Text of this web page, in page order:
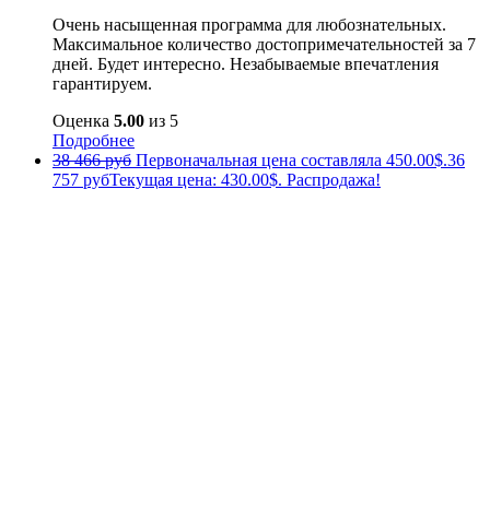
Очень насыщенная программа для любознательных.
Максимальное количество достопримечательностей за 7
дней. Будет интересно. Незабываемые впечатления
гарантируем.
Оценка 5.00 из 5
Подробнее
38 466 руб Первоначальная цена составляла 450.00$.36
757 рубТекущая цена: 430.00$. Распродажа!